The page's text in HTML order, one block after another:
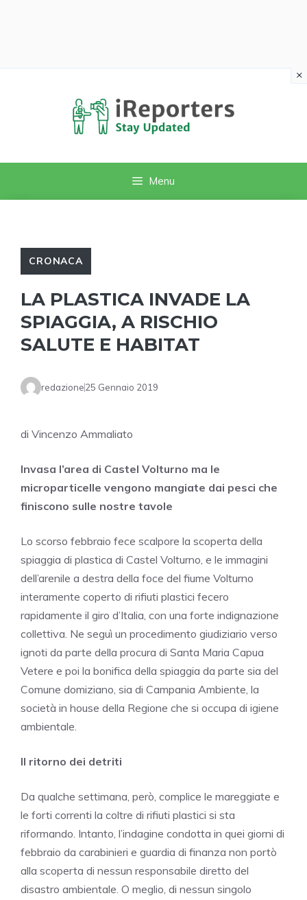
Menu
CRONACA
LA PLASTICA INVADE LA
SPIAGGIA, A RISCHIO
SALUTE E HABITAT
redazione25 Gennaio 2019
di Vincenzo Ammaliato
Invasa l’area di Castel Volturno ma le
microparticelle vengono mangiate dai pesci che
finiscono sulle nostre tavole
Lo scorso febbraio fece scalpore la scoperta della
spiaggia di plastica di Castel Volturno, e le immagini
dell’arenile a destra della foce del fiume Volturno
interamente coperto di rifiuti plastici fecero
rapidamente il giro d’Italia, con una forte indignazione
collettiva. Ne seguì un procedimento giudiziario verso
ignoti da parte della procura di Santa Maria Capua
Vetere e poi la bonifica della spiaggia da parte sia del
Comune domiziano, sia di Campania Ambiente, la
società in house della Regione che si occupa di igiene
ambientale.
Il ritorno dei detriti
Da qualche settimana, però, complice le mareggiate e
le forti correnti la coltre di rifiuti plastici si sta
riformando. Intanto, l’indagine condotta in quei giorni di
febbraio da carabinieri e guardia di finanza non portò
alla scoperta di nessun responsabile diretto del
disastro ambientale. O meglio, di nessun singolo
×